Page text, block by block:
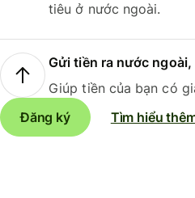
tiêu ở nước ngoài.
Gửi tiền ra nước
Giúp tiền của bạn có
Đăng ký
Tìm hiểu